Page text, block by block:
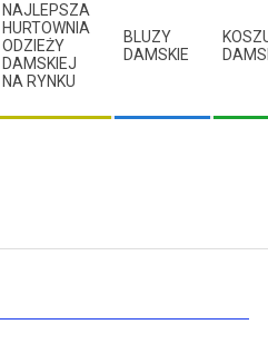
NAJLEPSZA
HURTOWNIA
ODZIEŻY
DAMSKIEJ
NA RYNKU
BLUZY
DAMSKIE